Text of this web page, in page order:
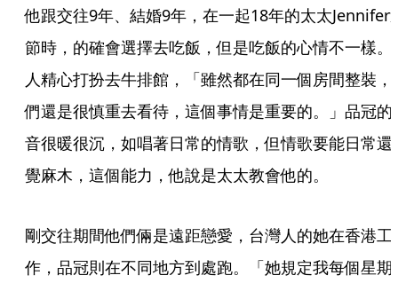
他跟交往9年、結婚9年，在一起18年的太太Jennifer
節時，的確會選擇去吃飯，但是吃飯的心情不一樣。
人精心打扮去牛排館，「雖然都在同一個房間整裝，
們還是很慎重去看待，這個事情是重要的。」品冠的
音很暖很沉，如唱著日常的情歌，但情歌要能日常還
覺麻木，這個能力，他說是太太教會他的。
剛交往期間他們倆是遠距戀愛，台灣人的她在香港工
作，品冠則在不同地方到處跑。「她規定我每個星期